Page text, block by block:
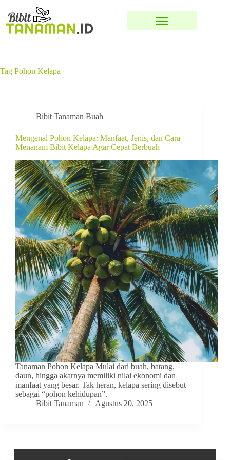
Tag Pohon Kelapa
Bibit Tanaman Buah
Mengenal Pohon Kelapa: Manfaat, Jenis, dan Cara
Menanam Bibit Kelapa Agar Cepat Berbuah
Tanaman Pohon Kelapa Mulai dari buah, batang,
daun, hingga akarnya memiliki nilai ekonomi dan
manfaat yang besar. Tak heran, kelapa sering disebut
sebagai “pohon kehidupan”.
Bibit Tanaman
Agustus 20, 2025